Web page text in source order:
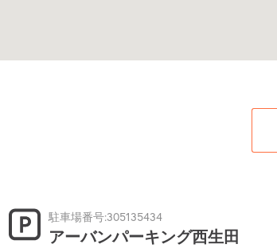
駐車場番号:305135434
アーバンパーキング西生田